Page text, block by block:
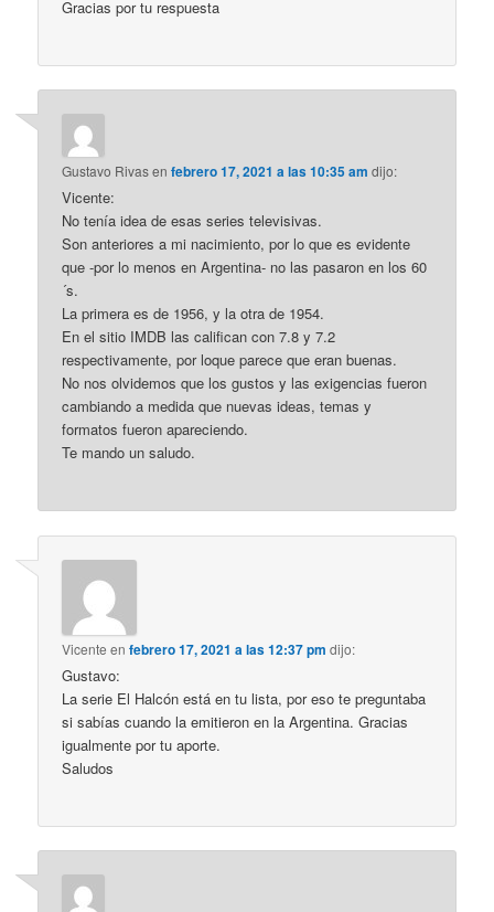
Gracias por tu respuesta
Gustavo Rivasenfebrero 17, 2021 a las 10:35 am dijo:
Vicente:
No tenía idea de esas series televisivas.
Son anteriores a mi nacimiento, por lo que es evidente
que -por lo menos en Argentina- no las pasaron en los 60
´s.
La primera es de 1956, y la otra de 1954.
En el sitio IMDB las califican con 7.8 y 7.2
respectivamente, por loque parece que eran buenas.
No nos olvidemos que los gustos y las exigencias fueron
cambiando a medida que nuevas ideas, temas y
formatos fueron apareciendo.
Te mando un saludo.
Vicente enfebrero 17, 2021 a las 12:37 pm dijo:
Gustavo:
La serie El Halcón está en tu lista, por eso te preguntaba
si sabías cuando la emitieron en la Argentina. Gracias
igualmente por tu aporte.
Saludos